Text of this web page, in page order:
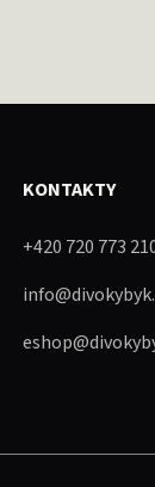
KONTAKTY
+420 720 773